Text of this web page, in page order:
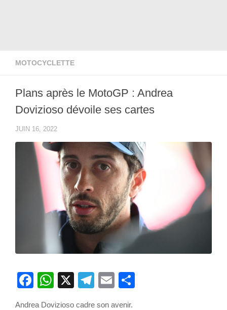
MOTOCYCLETTE
Plans après le MotoGP : Andrea
Dovizioso dévoile ses cartes
JUIN 16, 2022
Facebook
WhatsApp
X Telegram
Email
Andrea Dovizioso cadre son avenir.